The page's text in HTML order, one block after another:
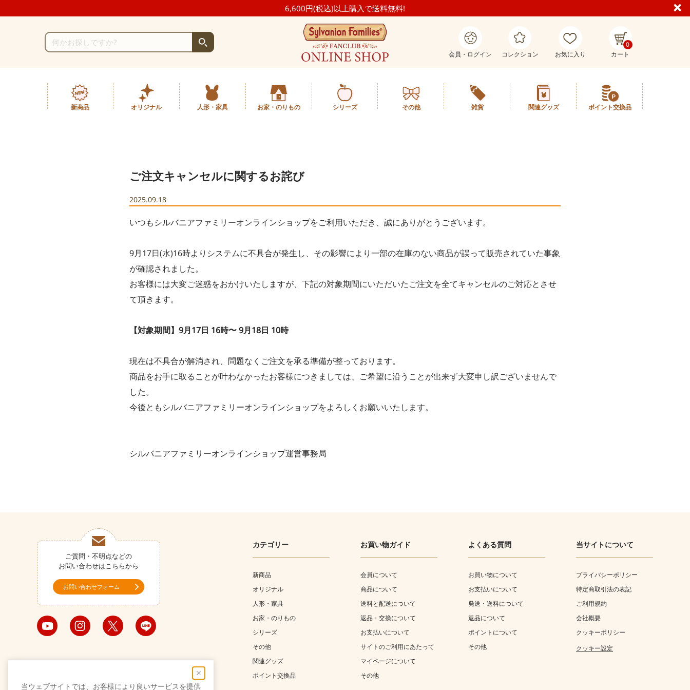
6,600円(税込)以上購入で送料無料!
会員・ログイン コレクション お気に入り
0
カート
新商品 オリジナル 人形・家具 お家・のりもの シリーズ その他 雑貨 関連グッズ ポイント交換品
ご注文キャンセルに関するお詫び
2025.09.18
いつもシルバニアファミリーオンラインショップをご利用いただき、誠にありがとうございます。
9月17日(水)16時よりシステムに不具合が発生し、その影響により一部の在庫のない商品が誤って販売されていた事象
が確認されました。
お客様には大変ご迷惑をおかけいたしますが、下記の対象期間にいただいたご注文を全てキャンセルのご対応とさせ
て頂きます。
【対象期間】9月17日 16時〜 9月18日 10時
現在は不具合が解消され、問題なくご注文を承る準備が整っております。
商品をお手に取ることが叶わなかったお客様につきましては、ご希望に沿うことが出来ず大変申し訳ございませんで
した。
今後ともシルバニアファミリーオンラインショップをよろしくお願いいたします。
シルバニアファミリーオンラインショップ運営事務局
ご質問・不明点などの
お問い合わせはこちらから
お問い合わせフォーム
カテゴリー
新商品
オリジナル
人形・家具
お家・のりもの
シリーズ
その他
関連グッズ
ポイント交換品
お買い物ガイド
会員について
商品について
送料と配送について
返品・交換について
お支払いについて
サイトのご利用にあたって
マイページについて
その他
よくある質問
お買い物について
お支払いについて
発送・送料について
返品について
ポイントについて
その他
当サイトについて
プライバシーポリシー
特定商取引法の表記
ご利用規約
会社概要
クッキーポリシー
クッキー設定
当ウェブサイトでは、お客様により良いサービスを提供